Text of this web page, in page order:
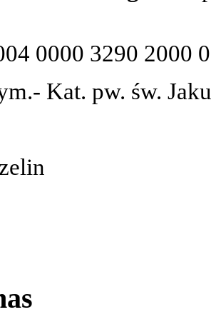
0000 3290 2000
Kat. pw. św.